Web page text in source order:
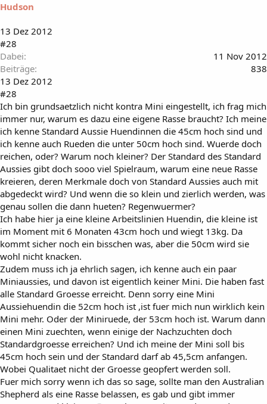
Hudson
13 Dez 2012
#28
Dabei
11 Nov 2012
Beiträge
838
13 Dez 2012
#28
Ich bin grundsaetzlich nicht kontra Mini eingestellt, ich frag mich
immer nur, warum es dazu eine eigene Rasse braucht? Ich meine
ich kenne Standard Aussie Huendinnen die 45cm hoch sind und
ich kenne auch Rueden die unter 50cm hoch sind. Wuerde doch
reichen, oder? Warum noch kleiner? Der Standard des Standard
Aussies gibt doch sooo viel Spielraum, warum eine neue Rasse
kreieren, deren Merkmale doch von Standard Aussies auch mit
abgedeckt wird? Und wenn die so klein und zierlich werden, was
genau sollen die dann hueten? Regenwuermer?
Ich habe hier ja eine kleine Arbeitslinien Huendin, die kleine ist
im Moment mit 6 Monaten 43cm hoch und wiegt 13kg. Da
kommt sicher noch ein bisschen was, aber die 50cm wird sie
wohl nicht knacken.
Zudem muss ich ja ehrlich sagen, ich kenne auch ein paar
Miniaussies, und davon ist eigentlich keiner Mini. Die haben fast
alle Standard Groesse erreicht. Denn sorry eine Mini
Aussiehuendin die 52cm hoch ist ,ist fuer mich nun wirklich kein
Mini mehr. Oder der Miniruede, der 53cm hoch ist. Warum dann
einen Mini zuechten, wenn einige der Nachzuchten doch
Standardgroesse erreichen? Und ich meine der Mini soll bis
45cm hoch sein und der Standard darf ab 45,5cm anfangen.
Wobei Qualitaet nicht der Groesse geopfert werden soll.
Fuer mich sorry wenn ich das so sage, sollte man den Australian
Shepherd als eine Rasse belassen, es gab und gibt immer